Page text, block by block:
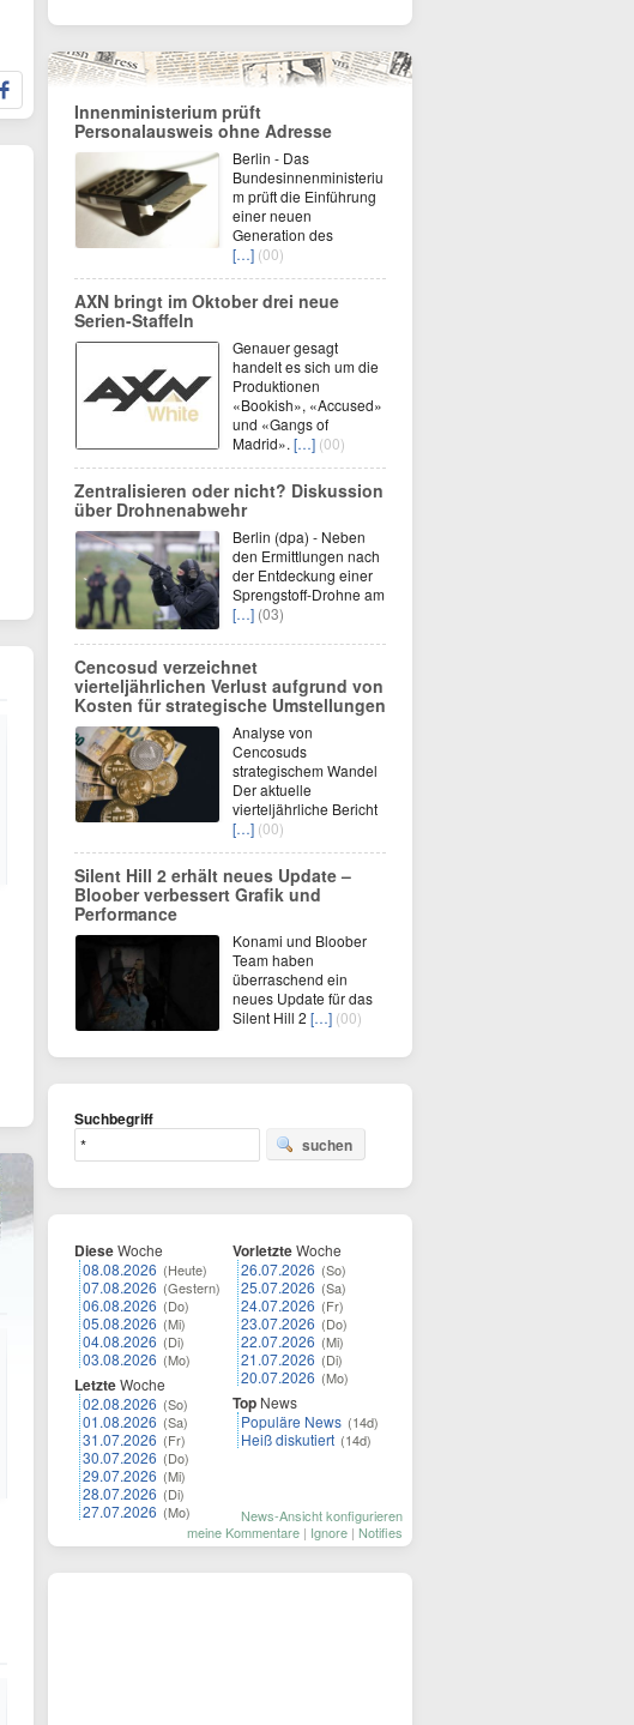
Innenministerium prüft
Personalausweis ohne Adresse
Berlin - Das
Bundesinnenministeriu
m prüft die Einführung
einer neuen
Generation des
[…] (00)
AXN bringt im Oktober drei neue
Serien-Staffeln
Genauer gesagt
handelt es sich um die
Produktionen
«Bookish», «Accused»
und «Gangs of
Madrid». […] (00)
Zentralisieren oder nicht? Diskussion
über Drohnenabwehr
Berlin (dpa) - Neben
den Ermittlungen nach
der Entdeckung einer
Sprengstoff-Drohne am
[…] (03)
Cencosud verzeichnet
vierteljährlichen Verlust aufgrund von
Kosten für strategische Umstellungen
Analyse von
Cencosuds
strategischem Wandel
Der aktuelle
vierteljährliche Bericht
[…] (00)
Silent Hill 2 erhält neues Update –
Bloober verbessert Grafik und
Performance
Konami und Bloober
Team haben
überraschend ein
neues Update für das
Silent Hill 2 […] (00)
Suchbegriff
suchen
DieseWoche
08.08.2026 (Heute)
07.08.2026 (Gestern)
06.08.2026 (Do)
05.08.2026 (Mi)
04.08.2026 (Di)
03.08.2026 (Mo)
LetzteWoche
02.08.2026 (So)
01.08.2026 (Sa)
31.07.2026 (Fr)
30.07.2026 (Do)
29.07.2026 (Mi)
28.07.2026 (Di)
27.07.2026 (Mo)
VorletzteWoche
26.07.2026 (So)
25.07.2026 (Sa)
24.07.2026 (Fr)
23.07.2026 (Do)
22.07.2026 (Mi)
21.07.2026 (Di)
20.07.2026 (Mo)
Top News
Populäre News (14d)
Heiß diskutiert (14d)
News-Ansicht konfigurieren
meine Kommentare | Ignore | Notifies